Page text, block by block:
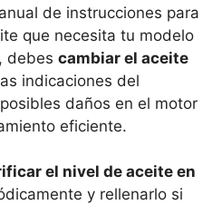
de instrucciones para
que necesita tu modelo
debes cambiar el aceite
indicaciones del
daños en el motor
eficiente.
el nivel de aceite en
y rellenarlo si